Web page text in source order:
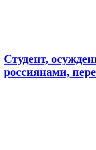
Студент,
россиянами,